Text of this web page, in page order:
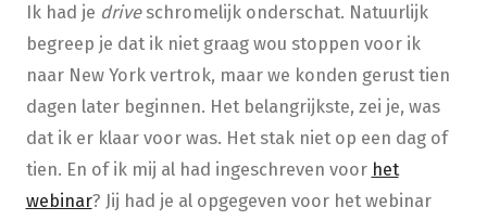
Ik had je driveschromelijk onderschat. Natuurlijk
begreep je dat ik niet graag wou stoppen voor ik
naar New York vertrok, maar we konden gerust tien
dagen later beginnen. Het belangrijkste, zei je, was
dat ik er klaar voor was. Het stak niet op een dag of
tien. En of ik mij al had ingeschreven voor het
webinar? Jij had je al opgegeven voor het webinar